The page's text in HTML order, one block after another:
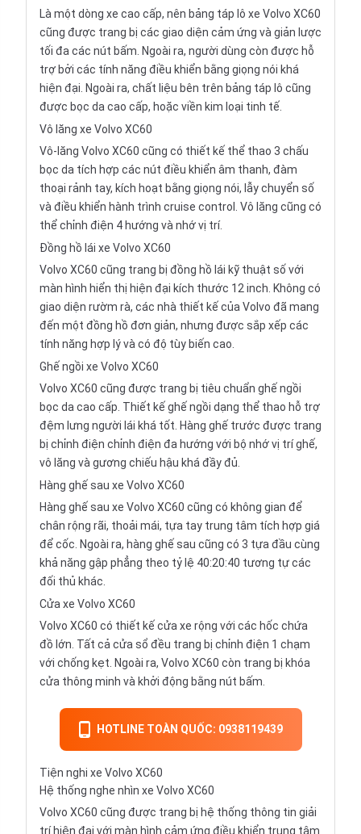
Là một dòng xe cao cấp, nên bảng táp lô xe Volvo XC60
cũng được trang bị các giao diện cảm ứng và giản lược
tối đa các nút bấm. Ngoài ra, người dùng còn được hỗ
trợ bởi các tính năng điều khiển bằng giọng nói khá
hiện đại. Ngoài ra, chất liệu bên trên bảng táp lô cũng
được bọc da cao cấp, hoặc viền kim loại tinh tế.
Vô lăng xe Volvo XC60
Vô-lăng Volvo XC60 cũng có thiết kế thể thao 3 chấu
bọc da tích hợp các nút điều khiển âm thanh, đàm
thoại rảnh tay, kích hoạt bằng giọng nói, lẫy chuyển số
và điều khiển hành trình cruise control. Vô lăng cũng có
thể chỉnh điện 4 hướng và nhớ vị trí.
Đồng hồ lái xe Volvo XC60
Volvo XC60 cũng trang bị đồng hồ lái kỹ thuật số với
màn hình hiển thị hiện đại kích thước 12 inch. Không có
giao diện rườm rà, các nhà thiết kế của Volvo đã mang
đến một đồng hồ đơn giản, nhưng được sắp xếp các
tính năng hợp lý và có độ tùy biến cao.
Ghế ngồi xe Volvo XC60
Volvo XC60 cũng được trang bị tiêu chuẩn ghế ngồi
bọc da cao cấp. Thiết kế ghế ngồi dạng thể thao hỗ trợ
đệm lưng người lái khá tốt. Hàng ghế trước được trang
bị chỉnh điện chỉnh điện đa hướng với bộ nhớ vị trí ghế,
vô lăng và gương chiếu hậu khá đầy đủ.
Hàng ghế sau xe Volvo XC60
Hàng ghế sau xe Volvo XC60 cũng có không gian để
chân rộng rãi, thoải mái, tựa tay trung tâm tích hợp giá
để cốc. Ngoài ra, hàng ghế sau cũng có 3 tựa đầu cùng
khả năng gập phẳng theo tỷ lệ 40:20:40 tương tự các
đối thủ khác.
Cửa xe Volvo XC60
Volvo XC60 có thiết kế cửa xe rộng với các hốc chứa
đồ lớn. Tất cả cửa sổ đều trang bị chỉnh điện 1 chạm
với chống kẹt. Ngoài ra, Volvo XC60 còn trang bị khóa
cửa thông minh và khởi động bằng nút bấm.
HOTLINE TOÀN QUỐC: 0938119439
Tiện nghi xe Volvo XC60
Hệ thống nghe nhìn xe Volvo XC60
Volvo XC60 cũng được trang bị hệ thống thông tin giải
trí hiện đại với màn hình cảm ứng điều khiển trung tâm